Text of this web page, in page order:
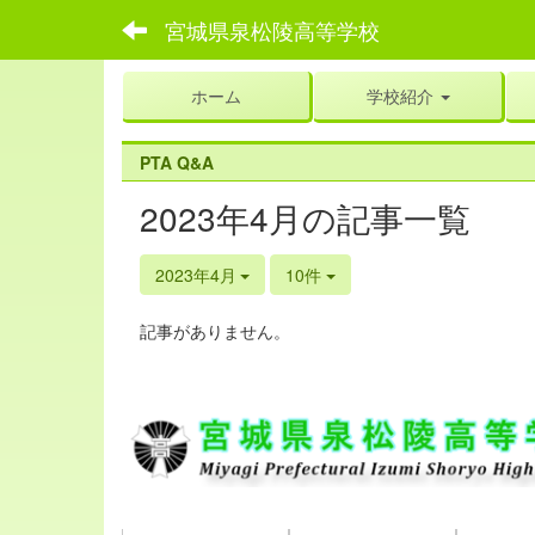
宮城県泉松陵高等学校
ホーム 学校紹介
PTA Q&A
2023年4月の記事一覧
2023年4月 10件
記事がありません。